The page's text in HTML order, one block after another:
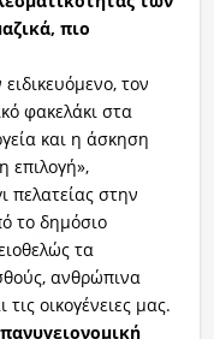
πιο
τον
φακελάκι στα
και η άσκηση
επιλογή»,
πελατείας στην
το δημόσιο
τα
ανθρώπινα
οικογένειες μας.